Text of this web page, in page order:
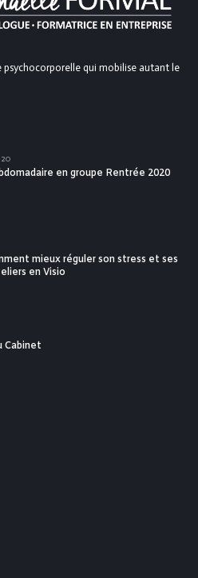
qui mobilise autant le
en groupe Rentrée 2020
mieux réguler son stress et ses
en Visio
Cabinet